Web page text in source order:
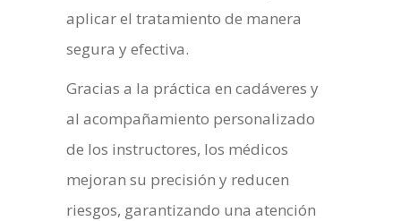
aplicar el tratamiento de manera
segura y efectiva.
Gracias a la práctica en cadáveres y
al acompañamiento personalizado
de los instructores, los médicos
mejoran su precisión y reducen
riesgos, garantizando una atención